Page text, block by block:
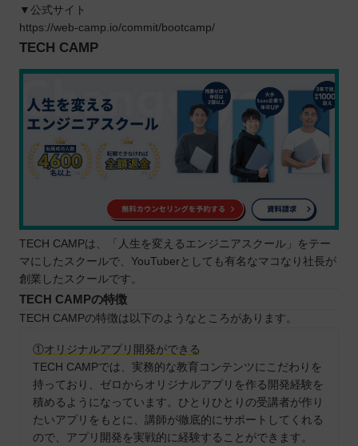
▼公式サイト
https://web-camp.io/commit/bootcamp/
TECH CAMP
TECH CAMPは、「人生を変えるエンジニアスクール」をテー
マにしたスクールで、YouTuberとしても有名なマコなり社長が
創業したスクールです。
TECH CAMPの特徴
TECH CAMPの特徴は以下のようなところがあります。
①オリジナルアプリ開発ができる
TECH CAMPでは、実務的な教育コンテンツにこだわりを
持っており、ゼロからオリジナルアプリを作る開発経験を
積めるようになっています。ひとりひとりの受講者が作り
たいアプリをもとに、講師が徹底的にサポートしてくれる
ので、アプリ開発を実戦的に経験することができます。